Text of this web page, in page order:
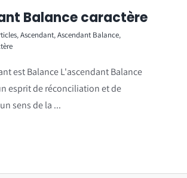
Balance caractère
,Ascendant,Ascendant Balance,
est Balance L'ascendant Balance
esprit de réconciliation et de
sens de la ...